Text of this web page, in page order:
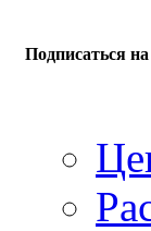
Подписаться